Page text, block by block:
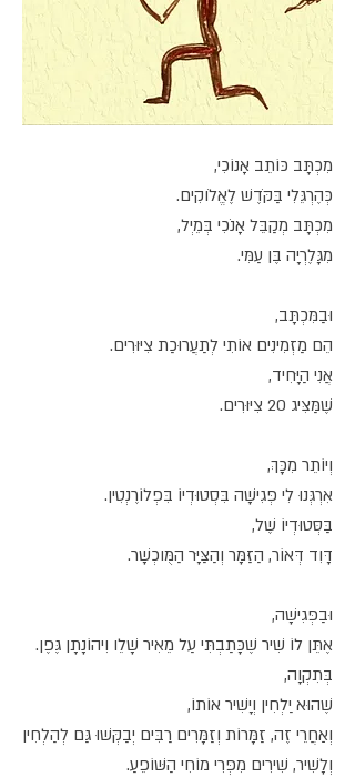
מִכְתָּב כּוֹתֵב אָנוֹכִי,
כְּהֶרְגֵּלִי בַּקֹּדֶשׁ לֶאֱלֹוקִים.
מִכְתָּב מְקַבֵּל אָנֹכִי בְּמֵיְל,
מִגָּלֶרְיָה בֶּן עַמִּי.
וּבַמִּכְתָּב,
הֵם מַזְמִינִים אוֹתִי לְתַעֲרוּכַת צִיּוּרִים.
אֲנִי הַיָּחִיד,
שֶׁמַּצִּיג 20 צִיּוּרִים.
וְיוֹתֵר מִכָּךְ,
אִרְגְּנוּ לִי פְּגִישָׁה בִּסְטוּדְיוֹ בִּפְלוֹרֶנְטִין.
בַּסְּטוּדְיוֹ שֶׁל,
דָּוִד דְּאוֹר, הַזַּמָּר וְהַצַּיָּר הַמֻּוכְשָׁר.
וּבַפְּגִישָׁה,
אֶתֵּן לוֹ שִׁיר שֶׁכָּתַבְתִּי עַל מֵאִיר שָׁלֵו וִיהוֹנָתָן גֶּפֶן.
בְּתִקְוָה,
שֶׁהוּא יַלְחִין וְיָשִׁיר אוֹתוֹ,
וְאַחֲרֵי זֶה, זַמָּרוֹת וְזַמָּרִים רַבִּים יְבַקְּשׁוּ גַּם לְהַלְחִין
וְלָשִׁיר, שִׁירִים מִפְּרִי מוֹחִי הַשּׁוֹפֵעַ.